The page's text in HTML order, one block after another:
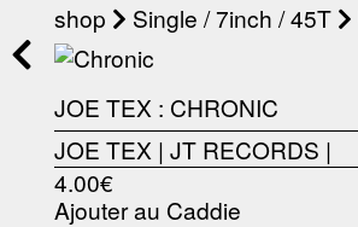
shop Single / 7inch / 45T
JOE TEX : CHRONIC
JOE TEX | JT RECORDS |
4.00€
Ajouter au Caddie